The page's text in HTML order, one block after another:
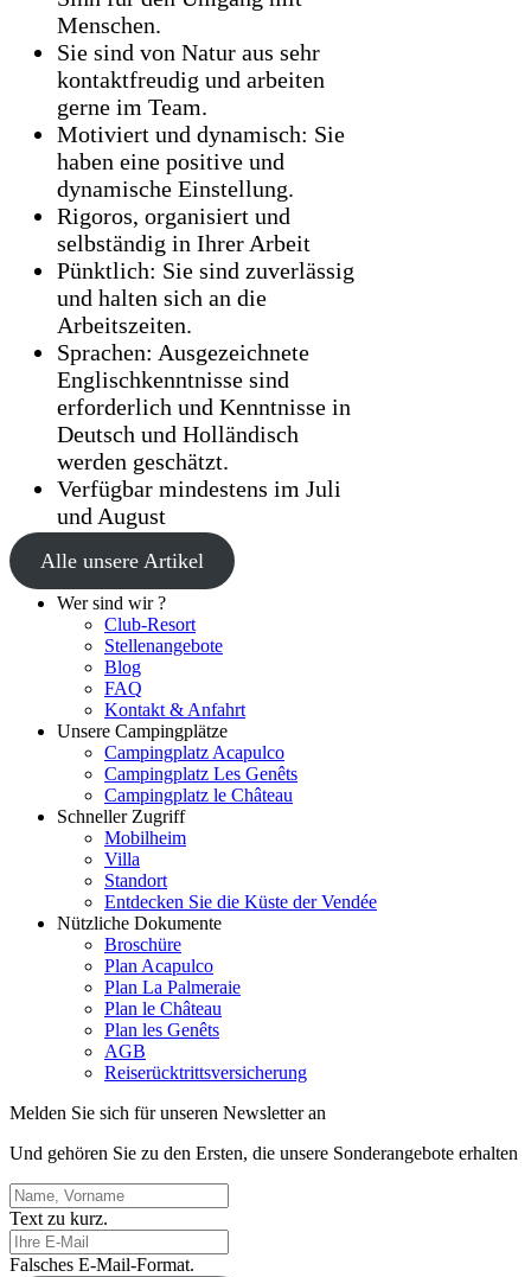
Menschen.
Sie sind von Natur aus sehr
kontaktfreudig und arbeiten
gerne im Team.
Motiviert und dynamisch: Sie
haben eine positive und
dynamische Einstellung.
Rigoros, organisiert und
selbständig in Ihrer Arbeit
Pünktlich: Sie sind zuverlässig
und halten sich an die
Arbeitszeiten.
Sprachen: Ausgezeichnete
Englischkenntnisse sind
erforderlich und Kenntnisse in
Deutsch und Holländisch
werden geschätzt.
Verfügbar mindestens im Juli
und August
Alle unsere Artikel
Wer sind wir ?
Club-Resort
Stellenangebote
Blog
FAQ
Kontakt & Anfahrt
Unsere Campingplätze
Campingplatz Acapulco
Campingplatz Les Genêts
Campingplatz le Château
Schneller Zugriff
Mobilheim
Villa
Standort
Entdecken Sie die Küste der Vendée
Nützliche Dokumente
Broschüre
Plan Acapulco
Plan La Palmeraie
Plan le Château
Plan les Genêts
AGB
Reiserücktrittsversicherung
Melden Sie sich für unseren Newsletter an
Und gehören Sie zu den Ersten, die unsere Sonderangebote erhalten
Text zu kurz.
Falsches E-Mail-Format.